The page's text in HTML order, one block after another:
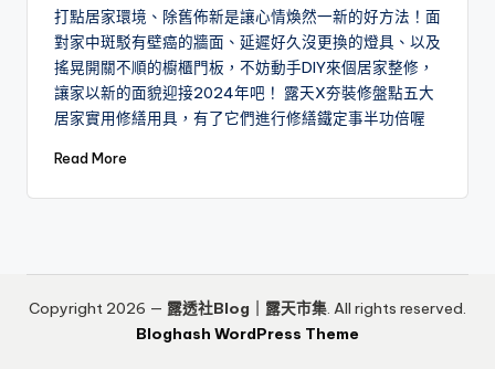
打點居家環境、除舊佈新是讓心情煥然一新的好方法！面
對家中斑駁有壁癌的牆面、延遲好久沒更換的燈具、以及
搖晃開關不順的櫥櫃門板，不妨動手DIY來個居家整修，
讓家以新的面貌迎接2024年吧！ 露天X夯裝修盤點五大
居家實用修繕用具，有了它們進行修繕鐵定事半功倍喔
Read More
Copyright 2026 — 露透社Blog｜露天市集. All rights reserved.
Bloghash WordPress Theme